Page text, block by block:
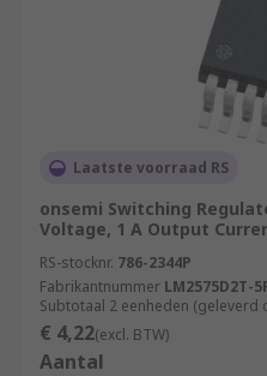
Laatste voorraad RS
onsemi Switching
Voltage, 1 A Output
RS-stocknr. 786-2344P
Fabrikantnummer LM2575D2T-
Subtotaal 2 eenheden
€ 4,22(excl. BTW)
Aantal